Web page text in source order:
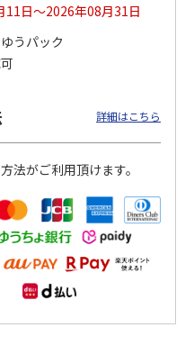
國シェフ
ブリュレ
(クレー…
＜お中元＞＜ねんり
ん家＞夏限定 ひと
くちバーム詰合せ
3,980円
(送料・税込)
11日～2026年08月31日
ゆうパック
詳細はこちら
法がご利用頂けます。